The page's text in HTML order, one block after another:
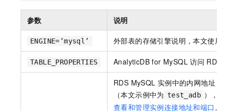
参数 说明
ENGINE=’mysql’ 外部表的存储引擎说明，本文使用
TABLE_PROPERTIES AnalyticDB for MySQL 访问 RDS
RDS MySQL 实例中的内网地址（
（本文示例中为 test_adb ），
查看和管理实例连接地址和端口 。